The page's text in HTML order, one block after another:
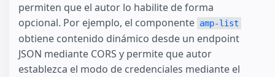
permiten que el autor lo habilite de forma
opcional. Por ejemplo, el componente amp-list
obtiene contenido dinámico desde un endpoint
JSON mediante CORS y permite que autor
establezca el modo de credenciales mediante el